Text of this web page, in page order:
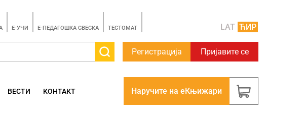
E-УЧИ Е-ПЕДАГОШКА СВЕСКА TЕСТОМАТ LAT ЋИР
Регистрација Пријавите се
ВЕСТИ КОНТАКТ Наручите на еКњижари